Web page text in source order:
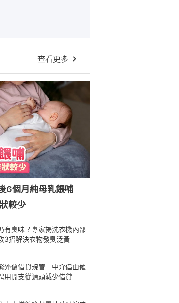
查看更多
6個月純母乳餵哺
較少
有臭味？專家揭洗衣機內部
招解決衣物發臭泛黃
外傭借貸規管 中介倡由僱
用開支從源頭減少借貸